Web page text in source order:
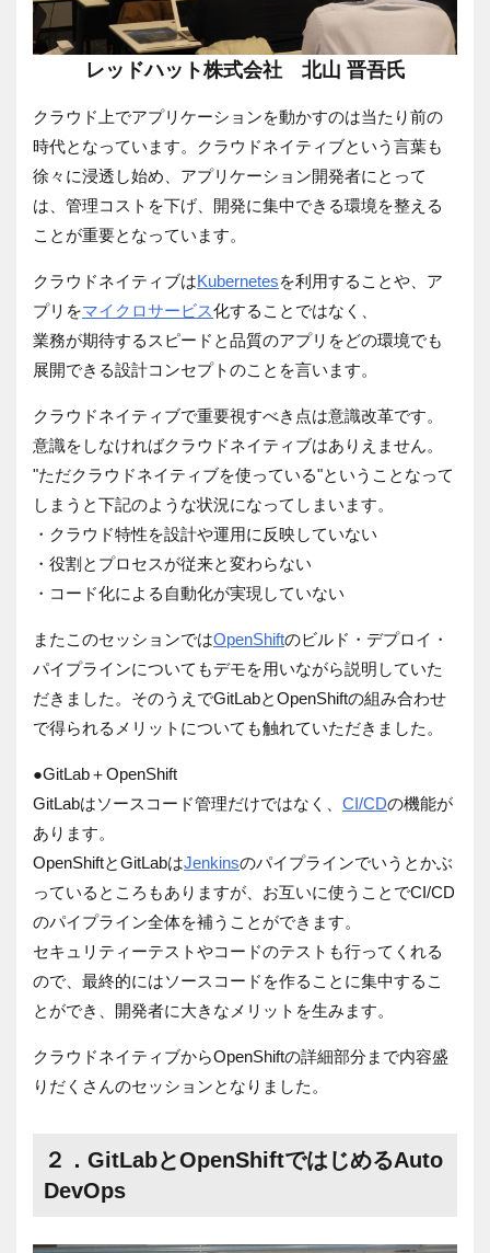
レッドハット株式会社 北山 晋吾氏
クラウド上でアプリケーションを動かすのは当たり前の
時代となっています。クラウドネイティブという言葉も
徐々に浸透し始め、アプリケーション開発者にとって
は、管理コストを下げ、開発に集中できる環境を整える
ことが重要となっています。
クラウドネイティブはKubernetesを利用することや、ア
プリをマイクロサービス化することではなく、
業務が期待するスピードと品質のアプリをどの環境でも
展開できる設計コンセプトのことを言います。
クラウドネイティブで重要視すべき点は意識改革です。
意識をしなければクラウドネイティブはありえません。
"ただクラウドネイティブを使っている"ということなって
しまうと下記のような状況になってしまいます。
・クラウド特性を設計や運用に反映していない
・役割とプロセスが従来と変わらない
・コード化による自動化が実現していない
またこのセッションではOpenShiftのビルド・デプロイ・
パイプラインについてもデモを用いながら説明していた
だきました。そのうえでGitLabとOpenShiftの組み合わせ
で得られるメリットについても触れていただきました。
●GitLab＋OpenShift
GitLabはソースコード管理だけではなく、 CI/CDの機能が
あります。
OpenShiftとGitLabはJenkinsのパイプラインでいうとかぶ
っているところもありますが、お互いに使うことでCI/CD
のパイプライン全体を補うことができます。
セキュリティーテストやコードのテストも行ってくれる
ので、最終的にはソースコードを作ることに集中するこ
とができ、開発者に大きなメリットを生みます。
クラウドネイティブからOpenShiftの詳細部分まで内容盛
りだくさんのセッションとなりました。
２．GitLabとOpenShiftではじめるAuto
DevOps